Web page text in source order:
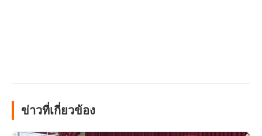
ข่าวที่เกี่ยวข้อง